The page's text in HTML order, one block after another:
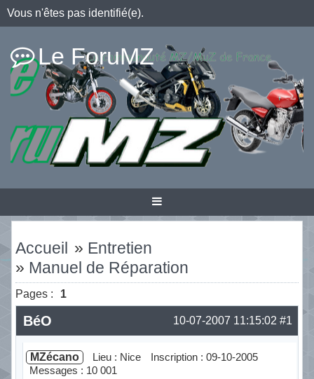
Vous n'êtes pas identifié(e).
Le ForuMZ
Accueil » Entretien
» Manuel de Réparation
Pages : 1
#1
10-07-2007 11:15:02
BéO
MZécano Lieu : Nice
Inscription : 09-10-2005
Messages : 10 001